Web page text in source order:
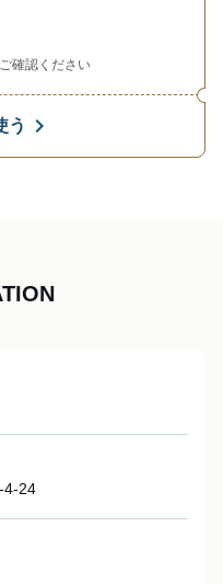
確認ください
う chevron_right
4-24